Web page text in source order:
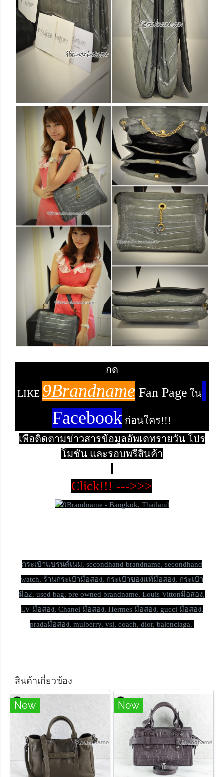
กด
LIKE 9Brandname Fan Page ใน
Facebook ก่อนใคร!!!
เพื่อติดตามข่าวสารข้อมูลอัพเดทรายวัน โปร
โมชั่น และรอบพรีสินค้า
Click!!! --->>>
กระเป๋าแบรนด์เนม, secondhand brandname, secondhand
watch, ร้านกระเป๋ามือสอง, กระเป๋าของแท้มือสอง, กระเป๋า
มือ2, used bag, pre owned brandname, Louis Vittonมือสอง,
LV มือสอง, Chanel มือสอง, Hermes มือสอง, gucci มือสอง,
pradaมือสอง, mulberry, ysl, coach, dior, balenciaga,
สินค้าเกี่ยวข้อง
New New